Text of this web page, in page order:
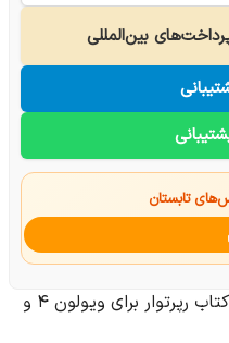
بین‌المللی
تابستان
کتاب رپرتوار برای ویولون ۴ و